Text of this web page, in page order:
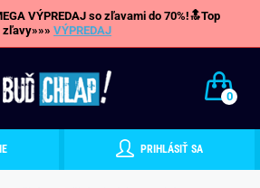
VÝPREDAJ so zľavami do 70%!🔝Top
zľavy»»» VÝPREDAJ
0
PRIHLÁSIŤ SA